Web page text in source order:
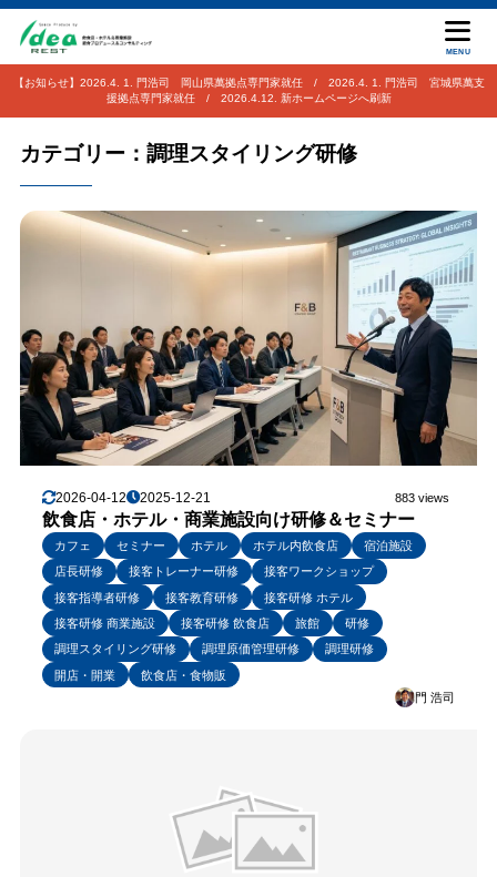
MENU
【お知らせ】2026.4. 1. 門浩司 岡山県萬拠点専門家就任 / 2026.4. 1. 門浩司 宮城県萬支
援拠点専門家就任 / 2026.4.12. 新ホームページへ刷新
カテゴリー：調理スタイリング研修
2026-04-12 2025-12-21 883 views
飲食店・ホテル・商業施設向け研修＆セミナー
カフェ セミナー ホテル ホテル内飲食店
宿泊施設
店長研修
接客トレーナー研修
接客ワークショップ
接客指導者研修
接客教育研修
接客研修 ホテル
接客研修 商業施設
接客研修 飲食店 旅館
研修
調理スタイリング研修
調理原価管理研修
調理研修
開店・開業
飲食店・食物販
門 浩司